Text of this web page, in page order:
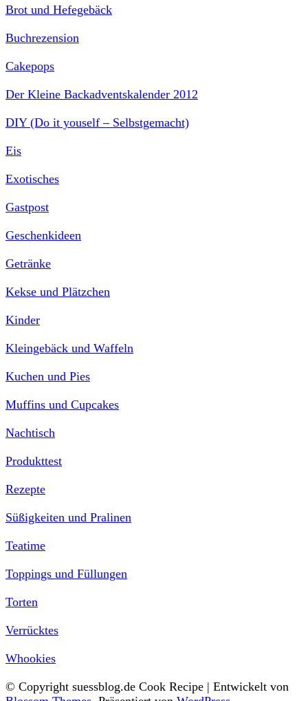
Brot und Hefegebäck
Buchrezension
Cakepops
Der Kleine Backadventskalender 2012
DIY (Do it youself – Selbstgemacht)
Eis
Exotisches
Gastpost
Geschenkideen
Getränke
Kekse und Plätzchen
Kinder
Kleingebäck und Waffeln
Kuchen und Pies
Muffins und Cupcakes
Nachtisch
Produkttest
Rezepte
Süßigkeiten und Pralinen
Teatime
Toppings und Füllungen
Torten
Verrücktes
Whookies
© Copyright suessblog.de Cook Recipe | Entwickelt von